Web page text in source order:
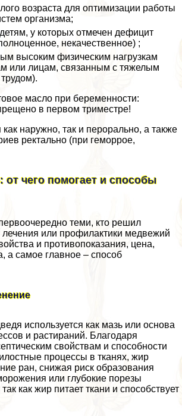
возраста для оптимизации работы
организма;
у которых отмечен дефицит
некачественное) ;
высоким физическим нагрузкам
или лицам, связанным с тяжелым
масло при беременности:
в первом триместре!
наружно, так и перopaльно, а также
ректально (при геморрое,
чего помогает и способы
теми, кто решил
лечения или профилактики медвежий
и противопоказания, цена,
а самое главное – способ
используется как мазь или основа
и растираний. Благодаря
свойствам и способности
процессы в тканях, жир
ран, снижая риск образования
или глубокие порезы
как жир питает ткани и способствует